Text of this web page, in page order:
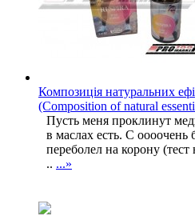
Композиція натуральних
(Composition of natural
Пусть меня проклинут
в маслах есть. С
переболел на корону
.. ...»